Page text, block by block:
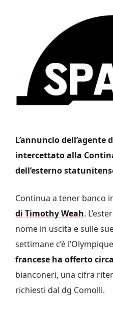
L’annuncio dell’agente
intercettato alla
dell’esterno
Continua a tener banco
di Timothy Weah.
nome in uscita e sulle
settimane c’è
francese ha offerto
bianconeri, una cifra
richiesti dal dg Comolli.